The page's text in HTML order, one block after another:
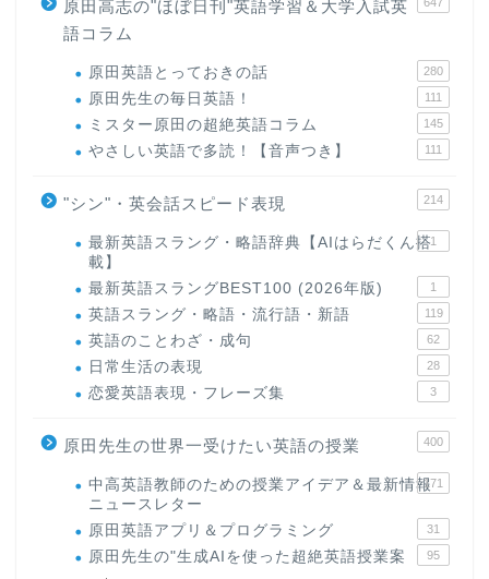
原田高志の"ほぼ日刊"英語学習＆大学入試英
語コラム
原田英語とっておきの話 280
原田先生の毎日英語！ 111
ミスター原田の超絶英語コラム 145
やさしい英語で多読！【音声つき】 111
"シン"・英会話スピード表現 214
最新英語スラング・略語辞典【AIはらだくん搭
載】
1
最新英語スラングBEST100 (2026年版) 1
英語スラング・略語・流行語・新語 119
英語のことわざ・成句 62
日常生活の表現 28
恋愛英語表現・フレーズ集 3
原田先生の世界一受けたい英語の授業 400
中高英語教師のための授業アイデア＆最新情報
ニュースレター
171
原田英語アプリ＆プログラミング 31
原田先生の"生成AIを使った超絶英語授業案 95